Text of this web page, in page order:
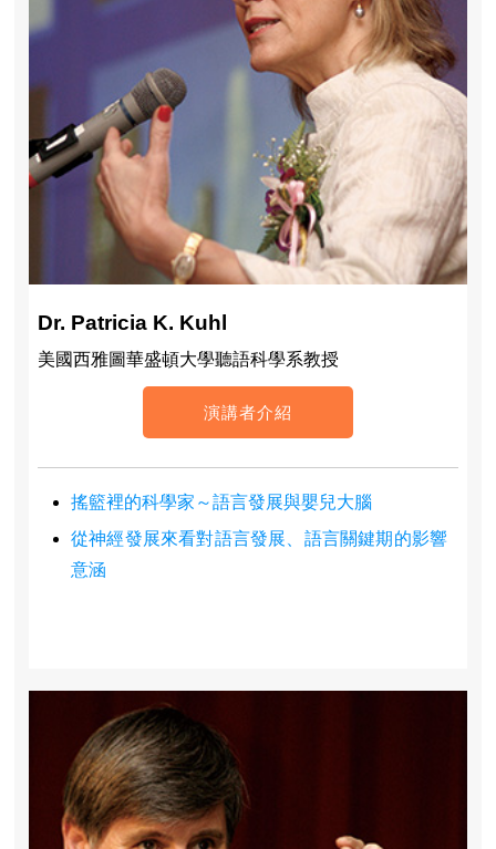
Dr. Patricia K. Kuhl
美國西雅圖華盛頓大學聽語科學系教授
演講者介紹
搖籃裡的科學家～語言發展與嬰兒大腦
從神經發展來看對語言發展、語言關鍵期的影響
意涵